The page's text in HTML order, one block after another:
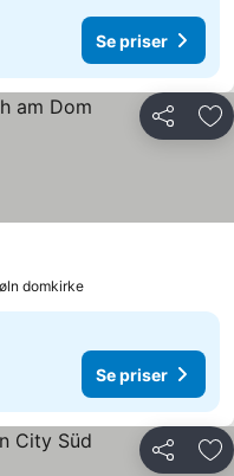
Se priser
Del
domkirke
Se priser
Del